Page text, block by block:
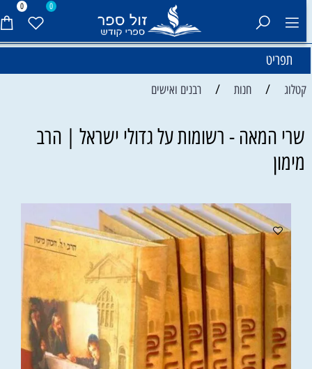
0 0
תפריט
קטלוג / חנות / רבנים ואישים
שרי המאה - רשומות על גדולי ישראל | הרב
מימון